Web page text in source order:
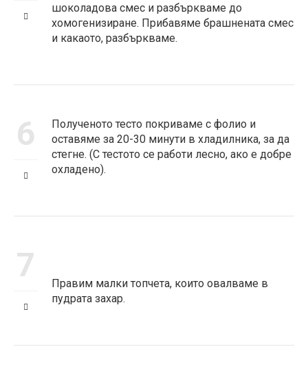
шоколадова смес и разбъркваме до
хомогенизиране. Прибавяме брашнената смес
и какаото, разбъркваме.
6
Полученото тесто покриваме с фолио и
оставяме за 20-30 минути в хладилника, за да
стегне. (С тестото се работи лесно, ако е добре
охладено).
7
Правим малки топчета, които овалваме в
пудрата захар.